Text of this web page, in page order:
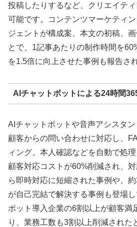
投稿したりするなど、クリエイテ
可能です。コンテンツマーケティ
ジェントが構成案、本文の初稿、
とで、1記事あたりの制作時間を
を1.5倍に向上させた事例も報告さ
AIチャットボットによる24時間
AIチャットボットや音声アシスタ
顧客からの問い合わせに対応し、
ィング、本人確認などを自動で処
顧客対応コストが60%削減され、
ら即時対応に短縮された事例や、
が自己完結で解決する事例も登場
ボット導入企業の6割以上が顧客満
り、業務工数も3割以上削減された